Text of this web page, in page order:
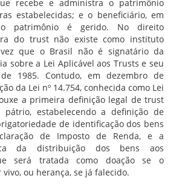
recebe e administra o patrimônio
estabelecidas; e o beneficiário, em
patrimônio é gerido. No direito
do trust não existe como instituto
que o Brasil não é signatário da
sobre a Lei Aplicável aos Trusts e seu
de 1985. Contudo, em dezembro de
da Lei nº 14.754, conhecida como Lei
a primeira definição legal de trust
pátrio, estabelecendo a definição de
de identificação dos bens
de Imposto de Renda, e a
da distribuição dos bens aos
será tratada como doação se o
ou herança, se já falecido.